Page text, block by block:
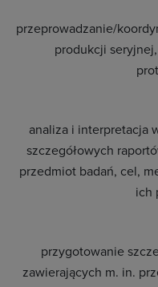
przeprowadzanie/
produkcji
analiza i interpretacja
szczegółowych
przedmiot badań, cel,
ich
przygotowanie
zawierających m. in.